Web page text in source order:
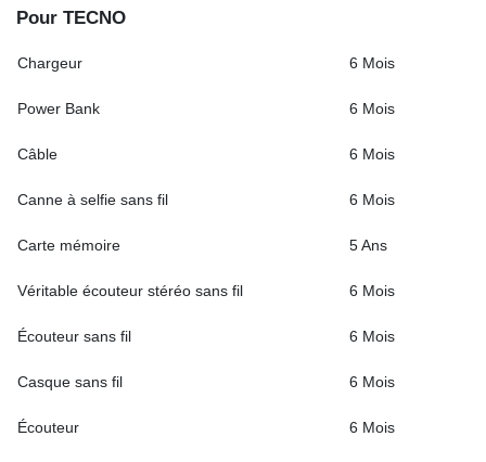
Pour TECNO
Chargeur 6 Mois
Power Bank 6 Mois
Câble 6 Mois
Canne à selfie sans fil 6 Mois
Carte mémoire 5 Ans
Véritable écouteur stéréo sans fil 6 Mois
Écouteur sans fil 6 Mois
Casque sans fil 6 Mois
Écouteur 6 Mois